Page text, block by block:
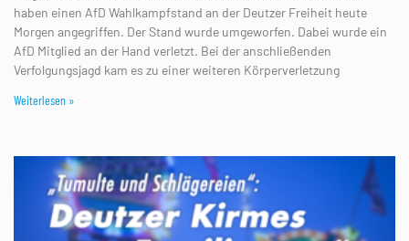
haben einen AfD Wahlkampfstand an der Deutzer Freiheit heute
Morgen angegriffen. Der Stand wurde umgeworfen. Dabei wurde ein
AfD Mitglied an der Hand verletzt. Bei der anschließenden
Verfolgungsjagd kam es zu einer weiteren Körperverletzung
Weiterlesen »